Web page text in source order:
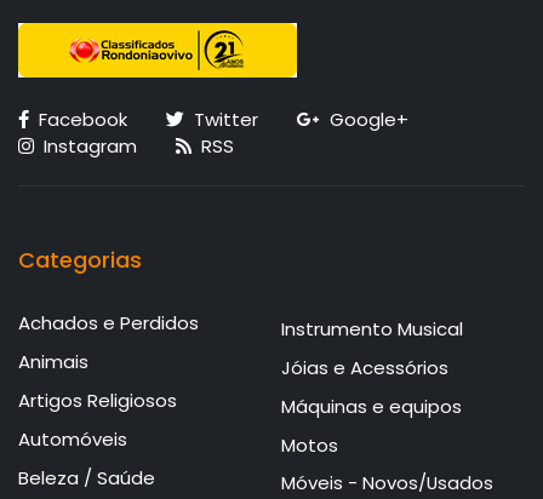
Facebook Twitter
Google+
Instagram
RSS
Categorias
Achados e Perdidos
Animais
Artigos Religiosos
Automóveis
Beleza / Saúde
Instrumento Musical
Jóias e Acessórios
Máquinas e equipos
Motos
Móveis - Novos/Usados